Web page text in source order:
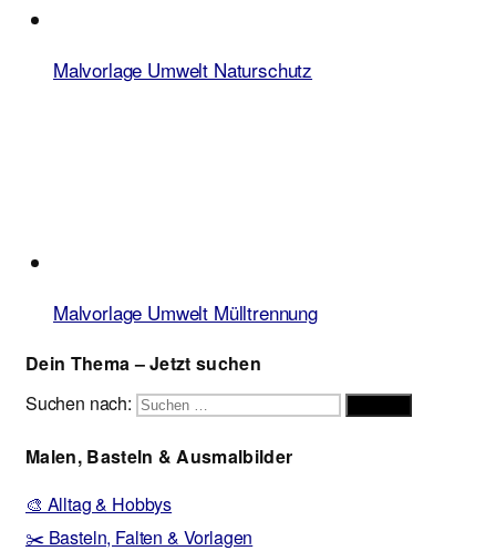
Malvorlage Umwelt Naturschutz
Malvorlage Umwelt Mülltrennung
Dein Thema – Jetzt suchen
Suchen nach:
Malen, Basteln & Ausmalbilder
🎨 Alltag & Hobbys
✂️ Basteln, Falten & Vorlagen